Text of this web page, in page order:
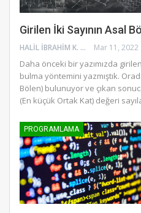
Girilen İki Sayının Asal
HALIL İBRAHIM K. Mar 11, 2022
Daha önceki bir yazımızda
bulma yöntemini yazmıştık.
Bölen) bulunuyor ve çıkan
(En küçük Ortak Kat) değeri
PROGRAMLAMA